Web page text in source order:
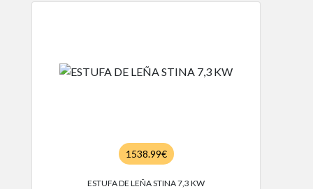
1538.99€
ESTUFA DE LEÑA STINA 7,3 KW